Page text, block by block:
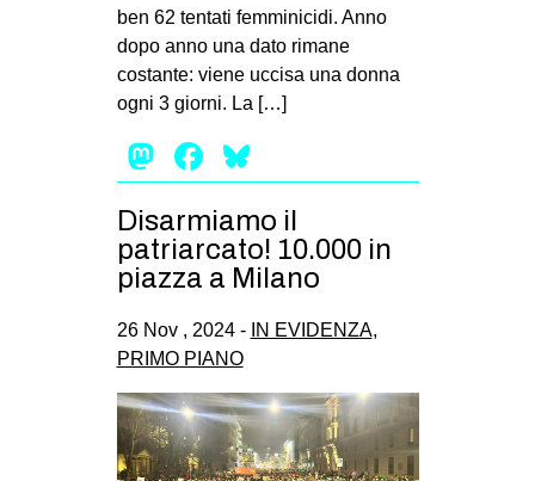
ben 62 tentati femminicidi. Anno
dopo anno una dato rimane
costante: viene uccisa una donna
ogni 3 giorni. La […]
Mastodon
Facebook
Disarmiamo il
patriarcato! 10.000 in
piazza a Milano
26 Nov , 2024 - IN EVIDENZA,
PRIMO PIANO